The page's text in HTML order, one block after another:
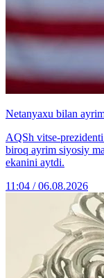
Netanyaxu bilan
AQSh vitse-
biroq ayrim siyosiy
ekanini aytdi.
11:04 / 06.08.2026